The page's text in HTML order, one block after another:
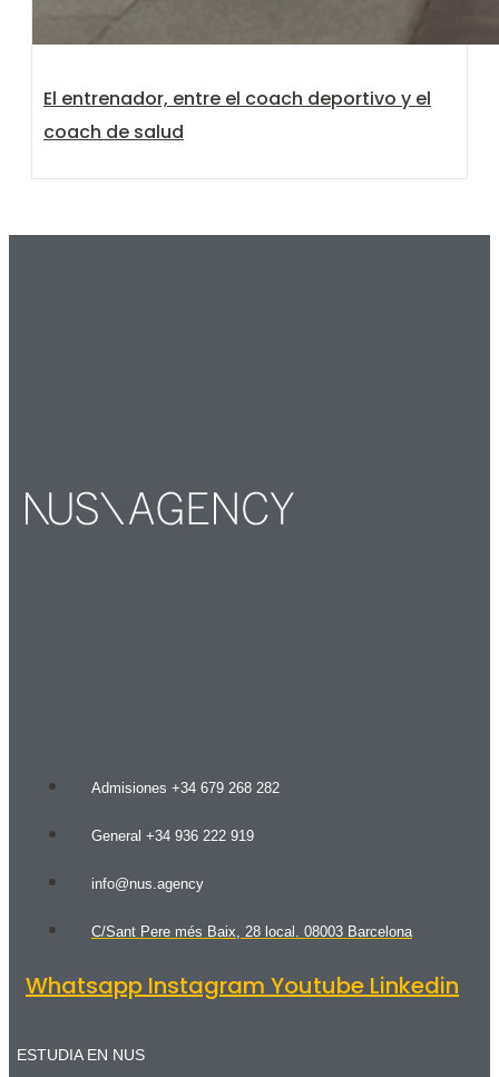
El entrenador, entre el coach deportivo y el
coach de salud
Admisiones +34 679 268 282
General +34 936 222 919
info@nus.agency
C/Sant Pere més Baix, 28 local. 08003 Barcelona
Whatsapp Instagram Youtube Linkedin
ESTUDIA EN NUS